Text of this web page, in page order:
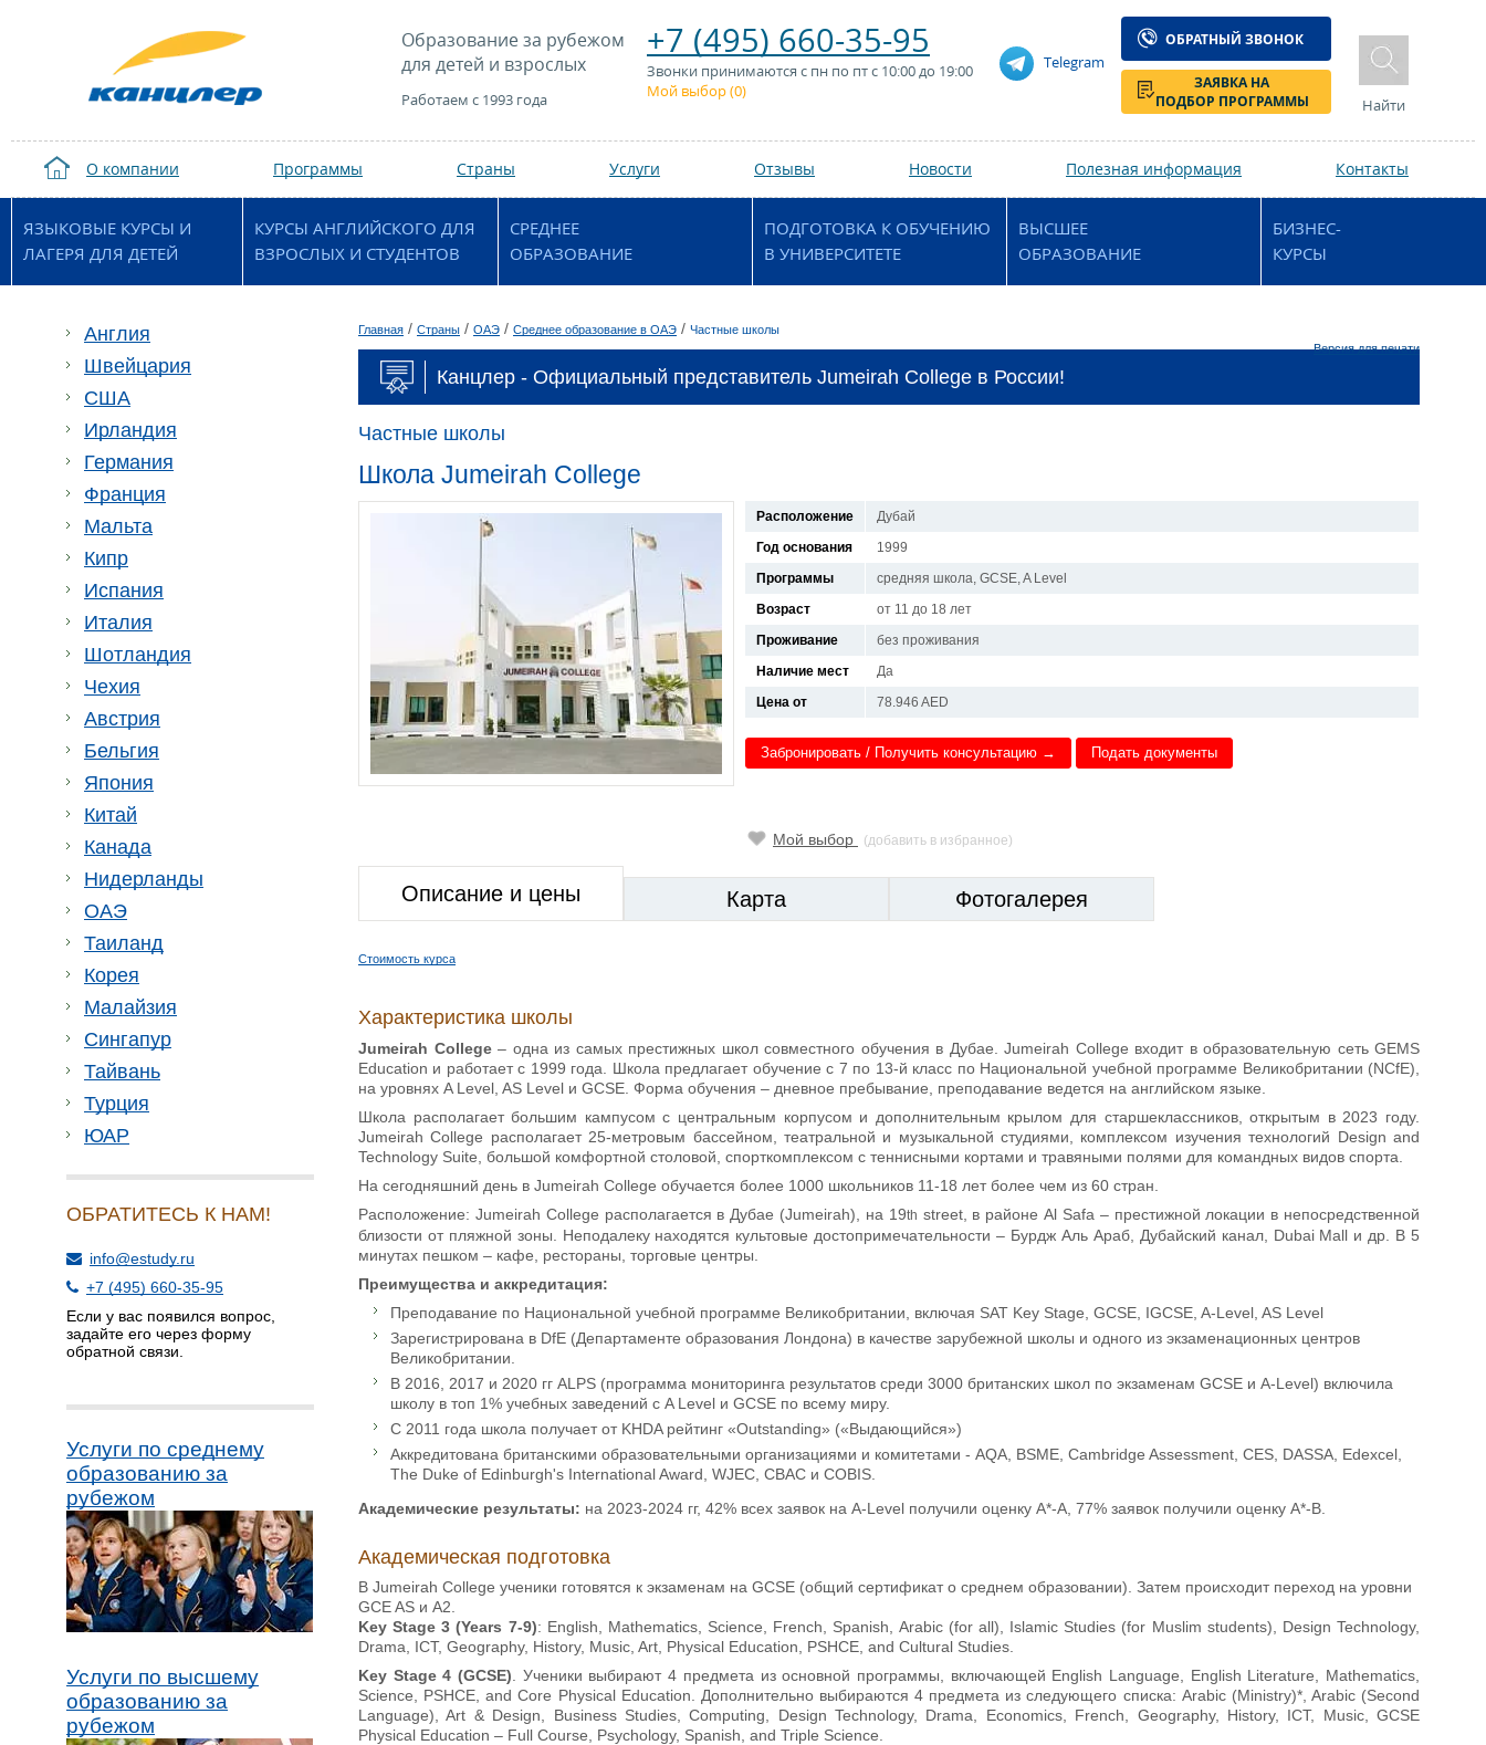
Образование за рубежом
для детей и взрослых
Работаем с 1993 года
+7 (495) 660-35-95
Звонки принимаются с пн по пт с 10:00 до 19:00
Мой выбор (0)
Telegram
ОБРАТНЫЙ ЗВОНОК
ЗАЯВКА НА
ПОДБОР ПРОГРАММЫ
Найти
О компании Программы Страны Услуги Отзывы Новости Полезная информация Контакты
ЯЗЫКОВЫЕ КУРСЫ И
ЛАГЕРЯ ДЛЯ ДЕТЕЙ
КУРСЫ АНГЛИЙСКОГО ДЛЯ
ВЗРОСЛЫХ И СТУДЕНТОВ
СРЕДНЕЕ
ОБРАЗОВАНИЕ
ПОДГОТОВКА К ОБУЧЕНИЮ
В УНИВЕРСИТЕТЕ
ВЫСШЕЕ
ОБРАЗОВАНИЕ
БИЗНЕС-
КУРСЫ
Англия
Швейцария
США
Ирландия
Германия
Франция
Мальта
Кипр
Испания
Италия
Шотландия
Чехия
Австрия
Бельгия
Япония
Китай
Канада
Нидерланды
ОАЭ
Таиланд
Корея
Малайзия
Сингапур
Тайвань
Турция
ЮАР
ОБРАТИТЕСЬ К НАМ!
info@estudy.ru
+7 (495) 660-35-95
Если у вас появился вопрос,
задайте его через форму
обратной связи.
Услуги по среднему
образованию за
рубежом
Услуги по высшему
образованию за
рубежом
Главная / Страны / ОАЭ / Среднее образование в ОАЭ / Частные школы
Версия для печати
Канцлер - Официальный представитель Jumeirah College в России!
Частные школы
Школа Jumeirah College
Расположение
Дубай
Год основания
1999
Программы
средняя школа, GCSE, A Level
Возраст
от 11 до 18 лет
Проживание
без проживания
Наличие мест
Да
Цена от
78.946 AED
Забронировать / Получить консультацию → Подать документы
Мой выбор (добавить в избранное)
Описание и цены Карта Фотогалерея
Стоимость курса
Характеристика школы
Jumeirah College– одна из самых престижных школ совместного обучения в Дубае. Jumeirah College входит в образовательную сеть GEMS
Education и работает с 1999 года. Школа предлагает обучение с 7 по 13-й класс по Национальной учебной программе Великобритании (NCfE),
на уровнях A Level, AS Level и GCSE. Форма обучения – дневное пребывание, преподавание ведется на английском языке.
Школа располагает большим кампусом с центральным корпусом и дополнительным крылом для старшеклассников, открытым в 2023 году.
Jumeirah College располагает 25-метровым бассейном, театральной и музыкальной студиями, комплексом изучения технологий Design and
Technology Suite, большой комфортной столовой, спорткомплексом с теннисными кортами и травяными полями для командных видов спорта.
На сегодняшний день в Jumeirah College обучается более 1000 школьников 11-18 лет более чем из 60 стран.
Расположение: Jumeirah College располагается в Дубае (Jumeirah), на 19th street, в районе Al Safa – престижной локации в непосредственной
близости от пляжной зоны. Неподалеку находятся культовые достопримечательности – Бурдж Аль Араб, Дубайский канал, Dubai Mall и др. В 5
минутах пешком – кафе, рестораны, торговые центры.
Преимущества и аккредитация:
Преподавание по Национальной учебной программе Великобритании, включая SAT Key Stage, GCSE, IGCSE, A-Level, AS Level
Зарегистрирована в DfE (Департаменте образования Лондона) в качестве зарубежной школы и одного из экзаменационных центров
Великобритании.
В 2016, 2017 и 2020 гг ALPS (программа мониторинга результатов среди 3000 британских школ по экзаменам GCSE и A-Level) включила
школу в топ 1% учебных заведений с A Level и GCSE по всему миру.
С 2011 года школа получает от KHDA рейтинг «Outstanding» («Выдающийся»)
Аккредитована британскими образовательными организациями и комитетами - AQA, BSME, Cambridge Assessment, CES, DASSA, Edexcel,
The Duke of Edinburgh's International Award, WJEC, CBAC и COBIS.
Академические результаты: на 2023-2024 гг, 42% всех заявок на A-Level получили оценку A*-A, 77% заявок получили оценку A*-B.
Академическая подготовка
В Jumeirah College ученики готовятся к экзаменам на GCSE (общий сертификат о среднем образовании). Затем происходит переход на уровни
GCE AS и A2.
Key Stage 3 (Years 7-9): English, Mathematics, Science, French, Spanish, Arabic (for all), Islamic Studies (for Muslim students), Design Technology,
Drama, ICT, Geography, History, Music, Art, Physical Education, PSHCE, and Cultural Studies.
Key Stage 4 (GCSE) . Ученики выбирают 4 предмета из основной программы, включающей English Language, English Literature, Mathematics,
Science, PSHCE, and Core Physical Education. Дополнительно выбираются 4 предмета из следующего списка: Arabic (Ministry)*, Arabic (Second
Language), Art & Design, Business Studies, Computing, Design Technology, Drama, Economics, French, Geography, History, ICT, Music, GCSE
Physical Education – Full Course, Psychology, Spanish, and Triple Science.